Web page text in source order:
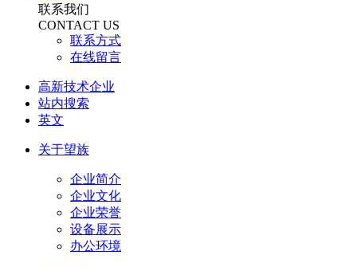
联系我们
CONTACT US
联系方式
在线留言
高新技术企业
站内搜索
英文
关于望族
企业简介
企业文化
企业荣誉
设备展示
办公环境